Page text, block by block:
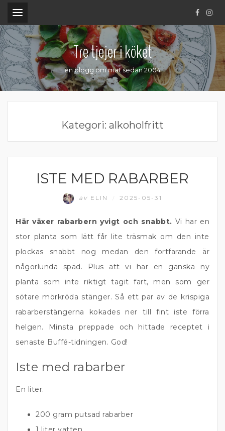
.
Tre tjejer i köket
en blogg om mat sedan 2004
Kategori: alkoholfritt
ALKOHOLFRITT
ISTE MED RABARBER
av ELIN 2025-05-31
Här växer rabarbern yvigt och snabbt. Vi har en
stor planta som lätt får lite träsmak om den inte
plockas snabbt nog medan den fortfarande är
någorlunda späd. Plus att vi har en ganska ny
planta som inte riktigt tagit fart, men som ger
sötare mörkröda stänger. Så ett par av de krispiga
rabarberstängerna kokades ner till fint iste förra
helgen. Minsta preppade och hittade receptet i
senaste Buffé-tidningen. God!
Iste med rabarber
En liter.
200 gram putsad rabarber